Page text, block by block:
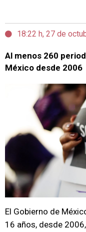
18:22 h, 27 de
Al menos 260
México desde 2006
El Gobierno de
16 años, desde